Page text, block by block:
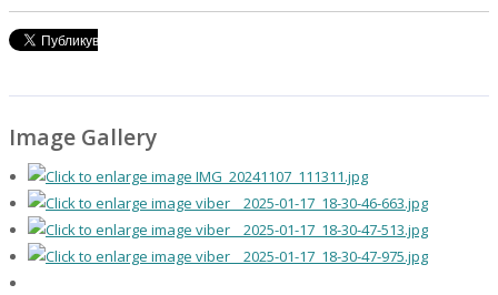
Image Gallery